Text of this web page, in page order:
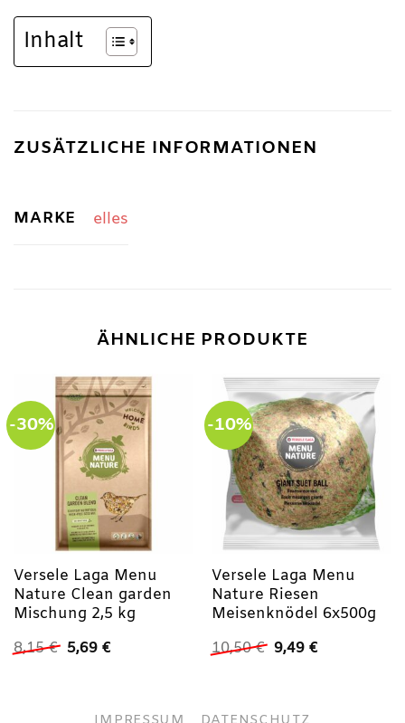
Inhalt
ZUSÄTZLICHE INFORMATIONEN
MARKE elles
ÄHNLICHE PRODUKTE
-30%
Versele Laga Menu
Nature Clean garden
Mischung 2,5 kg
8,15€ Ursprünglicher
5,69 €Aktueller
-10%
Versele Laga Menu
Nature Riesen
Meisenknödel 6x500g
10,50€ Ursprünglicher
9,49 €Aktueller